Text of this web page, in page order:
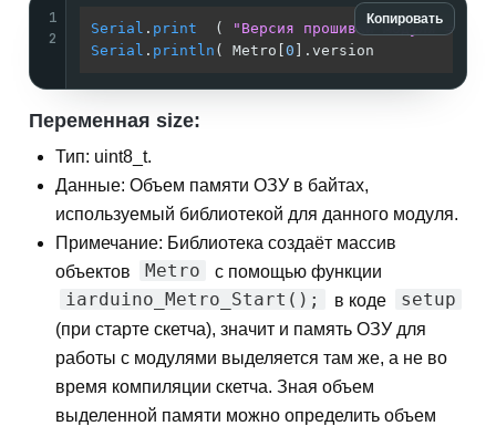
Копировать
1
2
Serial . print
  (
"Версия прошивки модуля = "
Serial . println ( Metro[ 0 ].version
Переменная size:
Тип: uint8_t.
Данные: Объем памяти ОЗУ в байтах,
используемый библиотекой для данного модуля.
Примечание: Библиотека создаёт массив
объектов
Metro с помощью функции
iarduino_Metro_Start(); в коде setup
(при старте скетча), значит и память ОЗУ для
работы с модулями выделяется там же, а не во
время компиляции скетча. Зная объем
выделенной памяти можно определить объем